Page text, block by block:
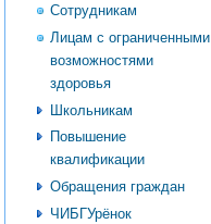
Сотрудникам
Лицам с ограниченными
возможностями
здоровья
Школьникам
Повышение
квалификации
Обращения граждан
ЧИБГУрёнок